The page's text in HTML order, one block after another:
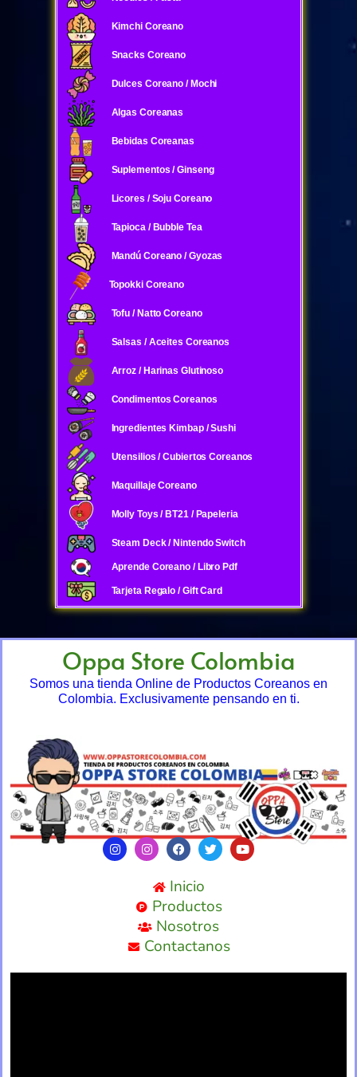
Kimchi Coreano
Snacks Coreano
Dulces Coreano / Mochi
Algas Coreanas
Bebidas Coreanas
Suplementos / Ginseng
Licores / Soju Coreano
Tapioca / Bubble Tea
Mandú Coreano / Gyozas
Topokki Coreano
Tofu / Natto Coreano
Salsas / Aceites Coreanos
Arroz / Harinas Glutinoso
Condimentos Coreanos
Ingredientes Kimbap / Sushi
Utensilios / Cubiertos Coreanos
Maquillaje Coreano
Molly Toys / BT21 / Papeleria
Steam Deck / Nintendo Switch
Aprende Coreano / Libro Pdf
Tarjeta Regalo / Gift Card
Oppa Store Colombia
Somos una tienda Online de Productos Coreanos en
Colombia. Exclusivamente pensando en ti.
Inicio
Productos
Nosotros
Contactanos